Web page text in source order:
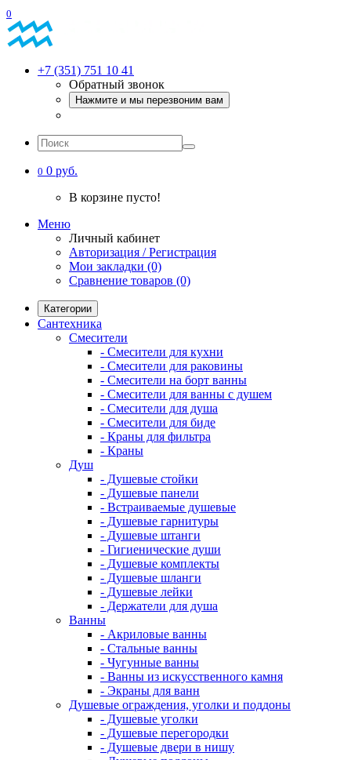
0
+7 (351) 751 10 41
Обратный звонок
Нажмите и мы перезвоним вам
0 0 руб.
В корзине пусто!
Меню
Личный кабинет
Авторизация / Регистрация
Мои закладки (0)
Сравнение товаров (0)
Категории
Сантехника
Смесители
- Смесители для кухни
- Смесители для раковины
- Смесители на борт ванны
- Смесители для ванны с душем
- Смесители для душа
- Смесители для биде
- Краны для фильтра
- Краны
Душ
- Душевые стойки
- Душевые панели
- Встраиваемые душевые
- Душевые гарнитуры
- Душевые штанги
- Гигиенические души
- Душевые комплекты
- Душевые шланги
- Душевые лейки
- Держатели для душа
Ванны
- Акриловые ванны
- Стальные ванны
- Чугунные ванны
- Ванны из искусственного камня
- Экраны для ванн
Душевые ограждения, уголки и поддоны
- Душевые уголки
- Душевые перегородки
- Душевые двери в нишу